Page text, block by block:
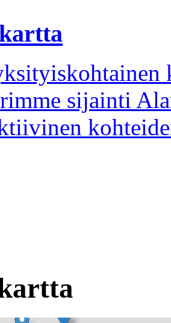
sijainti